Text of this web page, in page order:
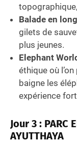
Balade en
gilets de
plus jeunes.
Elephant
éthique où
baigne les
expérience
Jour 3 : PARC
AYUTTHAYA